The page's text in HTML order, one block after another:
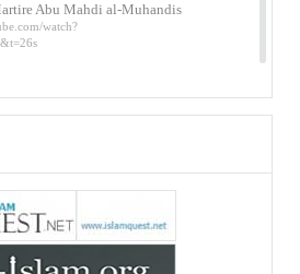
Abu Mahdi al-Muhandis
watch?
(wudu) secondo l’Imam Alì
martire
watch?